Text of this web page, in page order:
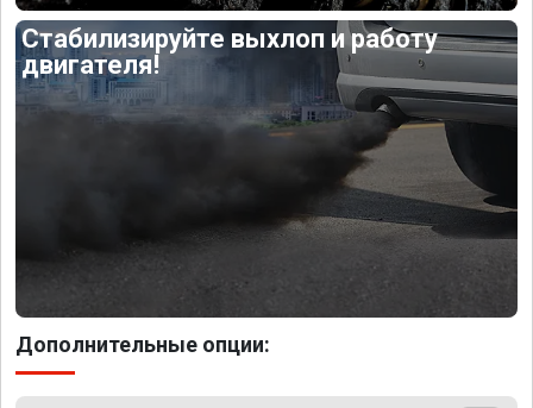
Стабилизируйте выхлоп и работу
двигателя!
Дополнительные опции: